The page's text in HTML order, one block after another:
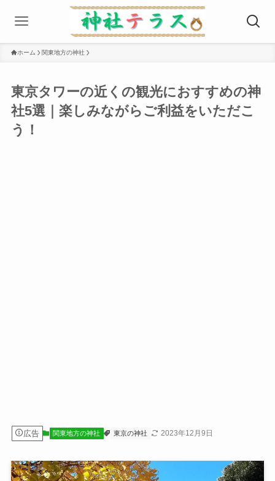
ホーム 関東地方の神社
東京タワーの近くの観光におすすめの神
社5選｜楽しみながらご利益をいただこ
う！
広告 関東地方の神社 東京の神社 2023年12月9日